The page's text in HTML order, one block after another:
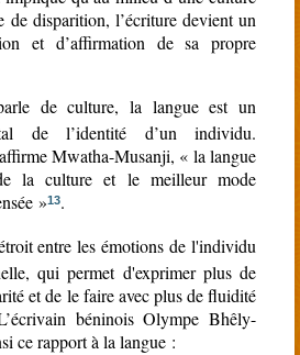
de disparition, l’écriture devient un
et d’affirmation de sa propre
de culture, la langue est un
de l’identité d’un individu.
Mwatha-Musanji, « la langue
la culture et le meilleur mode
»13.
entre les émotions de l'individu
qui permet d'exprimer plus de
et de le faire avec plus de fluidité
béninois Olympe Bhêly-
ce rapport à la langue :